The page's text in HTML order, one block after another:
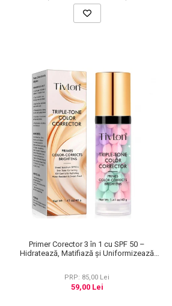
Primer Corector 3 în 1 cu SPF 50 –
Hidratează, Matifiază și Uniformizează
PRP: 85,00 Lei
59,00 Lei